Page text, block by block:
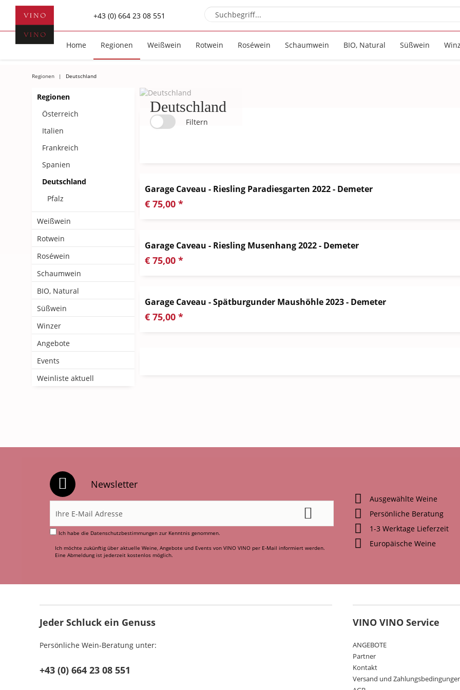
+43 (0) 664 23 08 551
Home Regionen Weißwein Rotwein Roséwein Schaumwein BIO, Natural Süßwein
Regionen Deutschland
Regionen
Österreich
Italien
Frankreich
Spanien
Deutschland
Pfalz
Weißwein
Rotwein
Roséwein
Schaumwein
BIO, Natural
Süßwein
Winzer
Angebote
Events
Weinliste aktuell
Deutschland
Filtern
Garage Caveau - Riesling Paradiesgarten 2022 - Demeter
€ 75,00 *
Garage Caveau - Riesling Musenhang 2022 - Demeter
€ 75,00 *
Garage Caveau - Spätburgunder Maushöhle 2023 - Demeter
€ 75,00 *
Newsletter
Ich habe die Datenschutzbestimmungen zur Kenntnis genommen.
Ich möchte zukünftig über aktuelle Weine, Angebote und Events von VINO VINO per E-Mail informiert werden.
Eine Abmeldung ist jederzeit kostenlos möglich.
Ausgewählte Weine
Persönliche Beratung
1-3 Werktage Lieferzeit
Europäische Weine
Jeder Schluck ein Genuss
Persönliche Wein-Beratung unter:
+43 (0) 664 23 08 551
VINO VINO Service
ANGEBOTE
Partner
Kontakt
Versand und